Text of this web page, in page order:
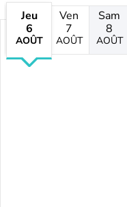
Jeu
6
AOÛT
Ven
7
AOÛT
Sam
8
AOÛT